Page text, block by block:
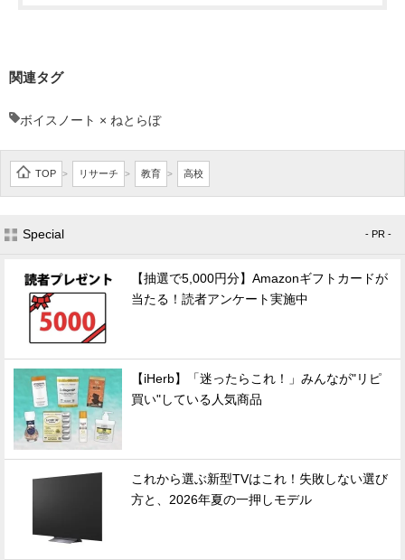
関連タグ
ボイスノート × ねとらぼ
TOP > リサーチ > 教育 > 高校
Special - PR -
【抽選で5,000円分】Amazonギフトカードが
当たる！読者アンケート実施中
【iHerb】「迷ったらこれ！」みんなが"リピ
買い"している人気商品
これから選ぶ新型TVはこれ！失敗しない選び
方と、2026年夏の一押しモデル